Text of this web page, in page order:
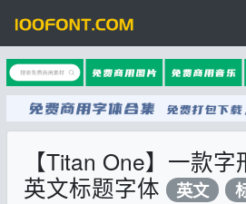
【Titan One】一款
英文标题字体
英文